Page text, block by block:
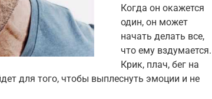
Когда он окажется
один, он может
начать делать все,
что ему вздумается.
Крик, плач, бег на
для того, чтобы выплеснуть эмоции и не